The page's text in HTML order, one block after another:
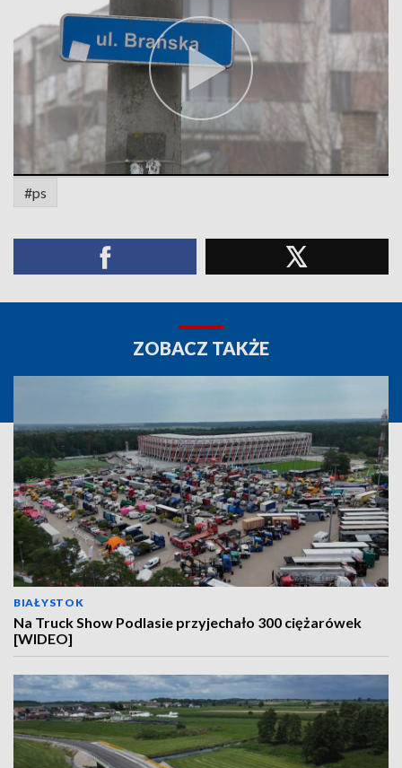
#ps
ZOBACZ TAKŻE
BIAŁYSTOK
Na Truck Show Podlasie przyjechało 300 ciężarówek
[WIDEO]